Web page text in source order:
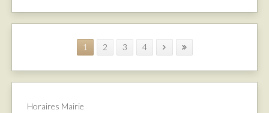
1 2 3 4
Horaires Mairie